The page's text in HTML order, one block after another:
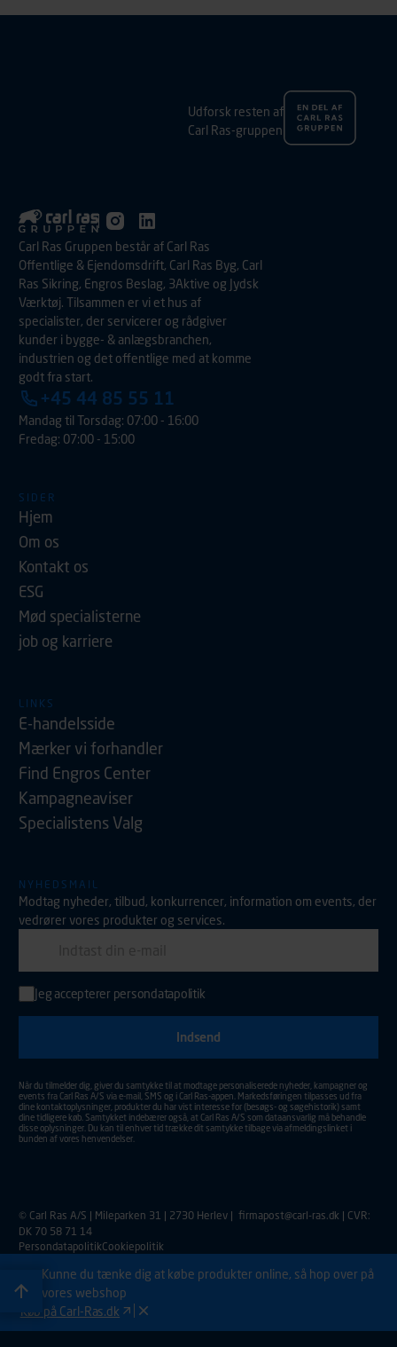
Udforsk resten af
Carl Ras-gruppen
Carl Ras Gruppen består af Carl Ras
Offentlige & Ejendomsdrift, Carl Ras Byg, Carl
Ras Sikring, Engros Beslag, 3Aktive og Jydsk
Værktøj. Tilsammen er vi et hus af
specialister, der servicerer og rådgiver
kunder i bygge- & anlægsbranchen,
industrien og det offentlige med at komme
godt fra start.
+45 44 85 55 11
Mandag til Torsdag: 07:00 - 16:00
Fredag: 07:00 - 15:00
SIDER
Hjem
Om os
Kontakt os
ESG
Mød specialisterne
job og karriere
LINKS
E-handelsside
Mærker vi forhandler
Find Engros Center
Kampagneaviser
Specialistens Valg
NYHEDSMAIL
Modtag nyheder, tilbud, konkurrencer, information om events, der
vedrører vores produkter og services.
Indtast din e-mail adresse for at tilmelde dig nyhedsmail.
Jeg accepterer persondatapolitik
Når du tilmelder dig, giver du samtykke til at modtage personaliserede nyheder, kampagner og
events fra Carl Ras A/S via e-mail, SMS og i Carl Ras-appen. Markedsføringen tilpasses ud fra
dine kontaktoplysninger, produkter du har vist interesse for (besøgs- og søgehistorik) samt
dine tidligere køb. Samtykket indebærer også, at Carl Ras A/S som dataansvarlig må behandle
disse oplysninger. Du kan til enhver tid trække dit samtykke tilbage via afmeldingslinket i
bunden af vores henvendelser.
© Carl Ras A/S | Mileparken 31 | 2730 Herlev |firmapost@carl-ras.dk | CVR:
DK 70 58 71 14
PersondatapolitikCookiepolitik
Kunne du tænke dig at købe produkter online, så hop over på
vores webshop
Køb på Carl-Ras.dk